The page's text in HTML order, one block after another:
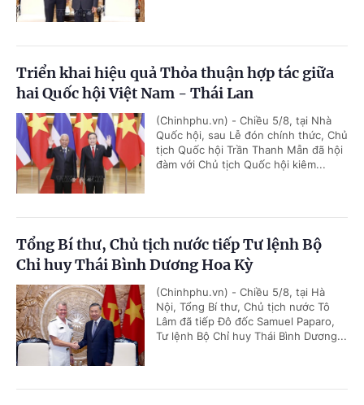
Triển khai hiệu quả Thỏa thuận hợp tác giữa
hai Quốc hội Việt Nam - Thái Lan
(Chinhphu.vn) - Chiều 5/8, tại Nhà
Quốc hội, sau Lễ đón chính thức, Chủ
tịch Quốc hội Trần Thanh Mẫn đã hội
đàm với Chủ tịch Quốc hội kiêm...
Tổng Bí thư, Chủ tịch nước tiếp Tư lệnh Bộ
Chỉ huy Thái Bình Dương Hoa Kỳ
(Chinhphu.vn) - Chiều 5/8, tại Hà
Nội, Tổng Bí thư, Chủ tịch nước Tô
Lâm đã tiếp Đô đốc Samuel Paparo,
Tư lệnh Bộ Chỉ huy Thái Bình Dương...